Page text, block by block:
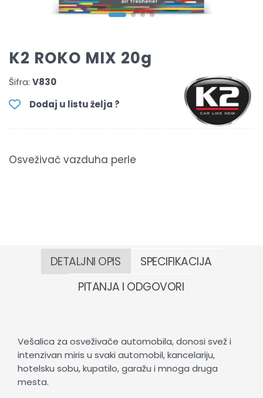
K2 ROKO MIX 20g
Šifra: V830
Dodaj u listu želja ?
Osveživač vazduha perle
DETALJNI OPIS
SPECIFIKACIJA
PITANJA I ODGOVORI
Vešalica za osveživače automobila, donosi svež i
intenzivan miris u svaki automobil, kancelariju,
hotelsku sobu, kupatilo, garažu i mnoga druga
mesta.